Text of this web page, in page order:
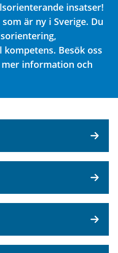
insatser!
är ny i Sverige. Du
Besök oss
information och